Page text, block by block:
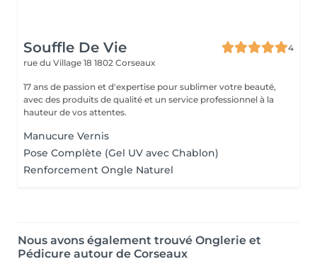
Souffle De Vie
4
rue du Village 18 1802 Corseaux
17 ans de passion et d'expertise pour sublimer votre beauté,
avec des produits de qualité et un service professionnel à la
hauteur de vos attentes.
Manucure Vernis
Pose Complète (Gel UV avec Chablon)
Renforcement Ongle Naturel
Nous avons également trouvé Onglerie et
Pédicure autour de Corseaux